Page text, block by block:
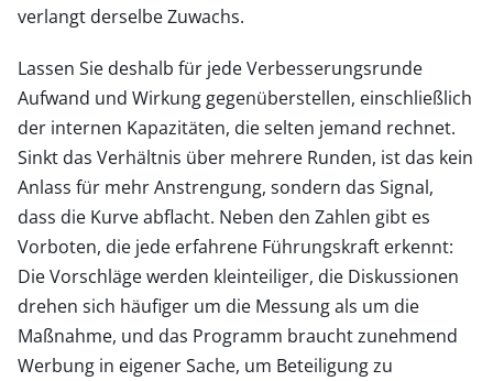
verlangt derselbe Zuwachs.
Lassen Sie deshalb für jede Verbesserungsrunde
Aufwand und Wirkung gegenüberstellen, einschließlich
der internen Kapazitäten, die selten jemand rechnet.
Sinkt das Verhältnis über mehrere Runden, ist das kein
Anlass für mehr Anstrengung, sondern das Signal,
dass die Kurve abflacht. Neben den Zahlen gibt es
Vorboten, die jede erfahrene Führungskraft erkennt:
Die Vorschläge werden kleinteiliger, die Diskussionen
drehen sich häufiger um die Messung als um die
Maßnahme, und das Programm braucht zunehmend
Werbung in eigener Sache, um Beteiligung zu